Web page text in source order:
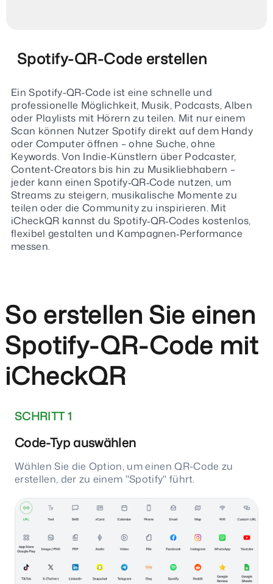
Spotify-QR-Code erstellen
Ein Spotify-QR-Code ist eine schnelle und
professionelle Möglichkeit, Musik, Podcasts, Alben
oder Playlists mit Hörern zu teilen. Mit nur einem
Scan können Nutzer Spotify direkt auf dem Handy
oder Computer öffnen – ohne Suche, ohne
Keywords. Von Indie-Künstlern über Podcaster,
Content-Creators bis hin zu Musikliebhabern –
jeder kann einen Spotify‑QR‑Code nutzen, um
Streams zu steigern, musikalische Momente zu
teilen oder die Community zu inspirieren. Mit
iCheckQR kannst du Spotify‑QR‑Codes kostenlos,
flexibel gestalten und Kampagnen‑Performance
messen.
So erstellen Sie einen
Spotify-QR-Code mit
iCheckQR
SCHRITT 1
Code-Typ auswählen
Wählen Sie die Option, um einen QR-Code zu
erstellen, der zu einem "Spotify" führt.